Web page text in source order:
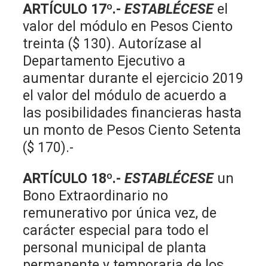
ARTÍCULO 17º.- ESTABLÉCESEel
valor del módulo en Pesos Ciento
treinta ($ 130). Autorízase al
Departamento Ejecutivo a
aumentar durante el ejercicio 2019
el valor del módulo de acuerdo a
las posibilidades financieras hasta
un monto de Pesos Ciento Setenta
($ 170).-
ARTÍCULO 18º.- ESTABLÉCESEun
Bono Extraordinario no
remunerativo por única vez, de
carácter especial para todo el
personal municipal de planta